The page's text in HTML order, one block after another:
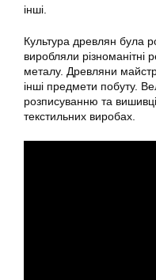
інші.
Культура древлян була
виробляли різноманітні
металу. Древляни
інші предмети побуту.
розписуванню та
текстильних виробах.